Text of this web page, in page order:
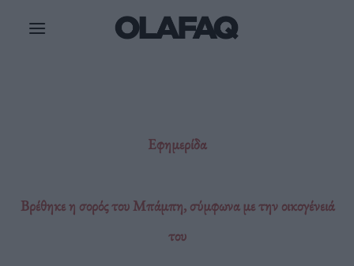
Εφημερίδα
Βρέθηκε η σορός του Μπάμπη, σύμφωνα με την οικογένειά
του